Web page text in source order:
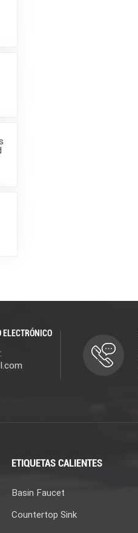
ELECTRÓNICO
ETIQUETAS CALIENTES
Basin Faucet
Countertop Sink